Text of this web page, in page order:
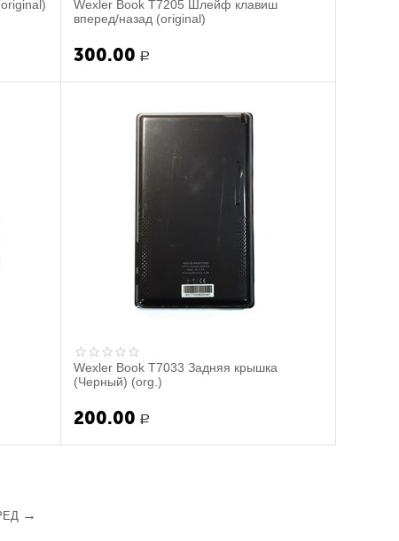
Wexler Book T7205 Шлейф клавиш
вперед/назад (original)
300.00 Р
Wexler Book T7033 Задняя крышка
(Черный) (org.)
200.00 Р